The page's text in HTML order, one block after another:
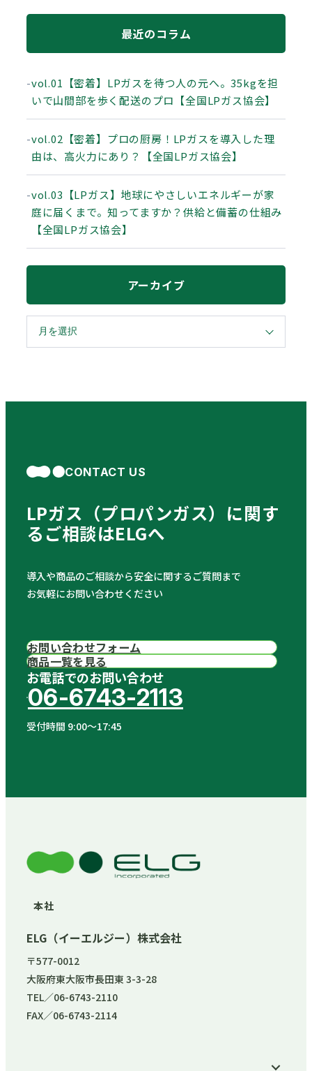
最近のコラム
vol.01【密着】LPガスを待つ人の元へ。35kgを担
いで山間部を歩く配送のプロ【全国LPガス協会】
vol.02【密着】プロの厨房！LPガスを導入した理
由は、高火力にあり？【全国LPガス協会】
vol.03【LPガス】地球にやさしいエネルギーが家
庭に届くまで。知ってますか？供給と備蓄の仕組み
【全国LPガス協会】
アーカイブ
CONTACT US
LPガス（プロパンガス）に関す
る ご相談はELGへ
導入や商品のご相談から安全に関するご質問まで
お気軽にお問い合わせください
お電話でのお問い合わせ
06-6743-2113
受付時間 9:00〜17:45
お問い合わせフォーム
商品一覧を見る
本社
ELG（イーエルジー）株式会社
〒577-0012
大阪府東大阪市長田東 3-3-28
TEL／06-6743-2110
FAX／06-6743-2114